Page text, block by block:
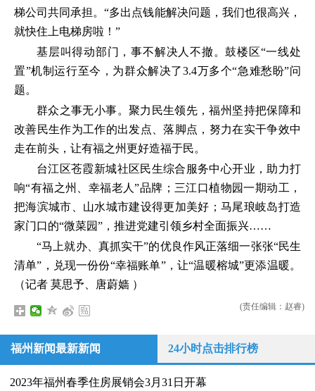
梯公司共同承担。“多出点钱能解决问题，我们也很高兴，
就快住上电梯房啦！”
基层叫得动部门，事不解决人不撤。鼓楼区“一线处
置”机制运行至今，为群众解决了3.4万多个“急难愁盼”问
题。
群众之事无小事。聚力民生领先，福州坚持把保障和
改善民生作为工作的出发点、落脚点，努力在实干争效中
走在前头，让有福之州更好造福于民。
台江区苍霞新城社区民生综合服务中心开业，助力打
响“有福之州、幸福老人”品牌；三江口植物园一期动工，
把海滨城市、山水城市建设得更加美好；马尾琅岐岛打造
家门口的“微菜园”，推进党建引领乡村全面振兴……
“马上就办、真抓实干”的优良作风正落细一张张“民生
清单”，兑现一份份“幸福账单”，让“温暖榕城”更添温暖。
（记者 莫思予、唐蔚嫱 ）
(责任编辑：赵睿)
福州新闻最新新闻 24小时点击排行榜
2023年福州春季住房展销会3月31日开幕